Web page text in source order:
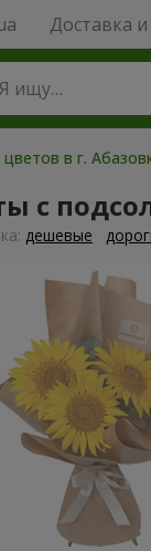
Доставка
в г.
с
дешевые